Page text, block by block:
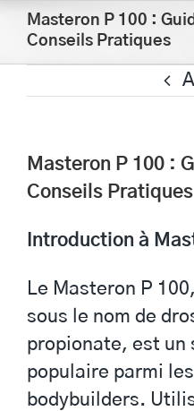
Saltar
contenido
Masteron P 100 :
Conseils Pratiques
Masteron P 100 :
Conseils Pratiques
Introduction à
Le Masteron P
sous le nom de
propionate, est un
populaire parmi
bodybuilders.